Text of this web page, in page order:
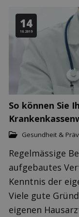
14
10.2019
So können Sie
Gesundheit &
Regelmässige
aufgebautes
Kenntnis der
Viele gute
eigenen